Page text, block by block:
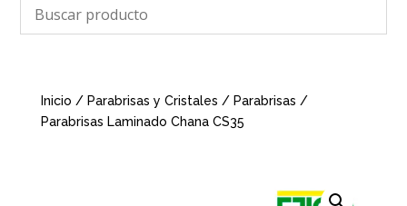
Inicio / Parabrisas y Cristales / Parabrisas /
Parabrisas Laminado Chana CS35